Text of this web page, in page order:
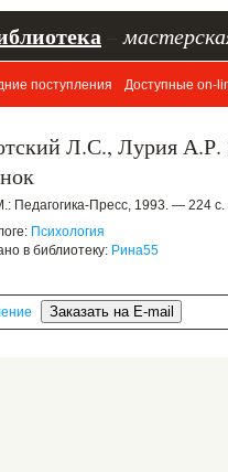
поступления Доступные on-
Л.С., Лурия А.Р.
Педагогика-Пресс, 1993. — 224 с.
Психология
в библиотеку: Рина55